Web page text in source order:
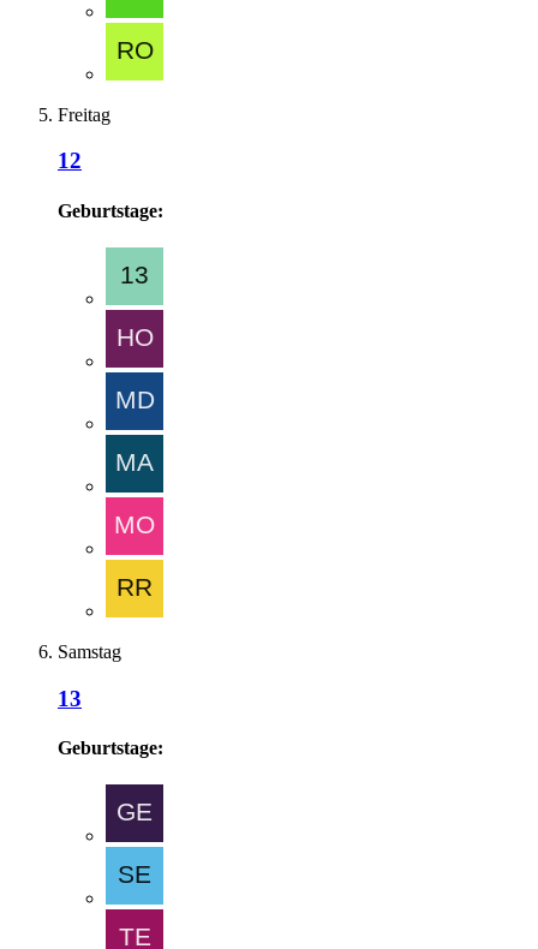
Freitag
12
Geburtstage:
Samstag
13
Geburtstage: